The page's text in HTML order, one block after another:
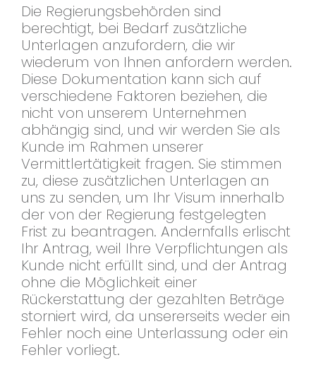
Die Regierungsbehörden sind
berechtigt, bei Bedarf zusätzliche
Unterlagen anzufordern, die wir
wiederum von Ihnen anfordern werden.
Diese Dokumentation kann sich auf
verschiedene Faktoren beziehen, die
nicht von unserem Unternehmen
abhängig sind, und wir werden Sie als
Kunde im Rahmen unserer
Vermittlertätigkeit fragen. Sie stimmen
zu, diese zusätzlichen Unterlagen an
uns zu senden, um Ihr Visum innerhalb
der von der Regierung festgelegten
Frist zu beantragen. Andernfalls erlischt
Ihr Antrag, weil Ihre Verpflichtungen als
Kunde nicht erfüllt sind, und der Antrag
ohne die Möglichkeit einer
Rückerstattung der gezahlten Beträge
storniert wird, da unsererseits weder ein
Fehler noch eine Unterlassung oder ein
Fehler vorliegt.